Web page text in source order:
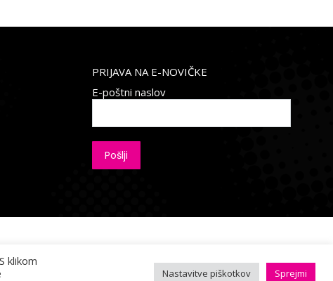
PRIJAVA NA E-NOVIČKE
E-poštni naslov
klikom
Nastavitve piškotkov Sprejmi